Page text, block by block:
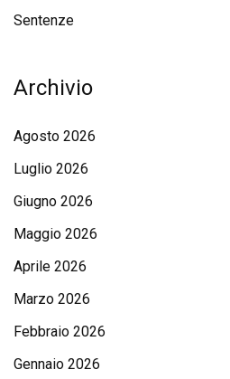
Sentenze
Archivio
Agosto 2026
Luglio 2026
Giugno 2026
Maggio 2026
Aprile 2026
Marzo 2026
Febbraio 2026
Gennaio 2026